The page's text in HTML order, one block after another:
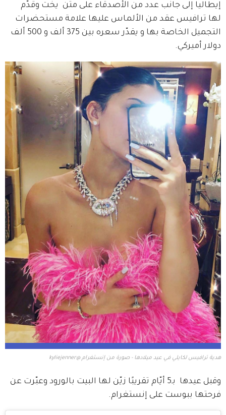
إيطاليا إلى جانب عدد من الأصدقاء على متن  يخت وقدّم
لها ترافيس عقد من الألماس عليها علامة مستحضرات
التجميل الخاصة بها و يقدّر سعره بين 375 ألف و 500 ألف
دولار أميركي.
هدية ترافيس لكايلي في عيد ميلادها - صورة من إنستغرام @kyliejenner
وقبل عيدها  بـ5 أيّام تقريبًا زيّن لها البيت بالورود وعبّرت عن
فرحتها ببوست على إنستغرام.